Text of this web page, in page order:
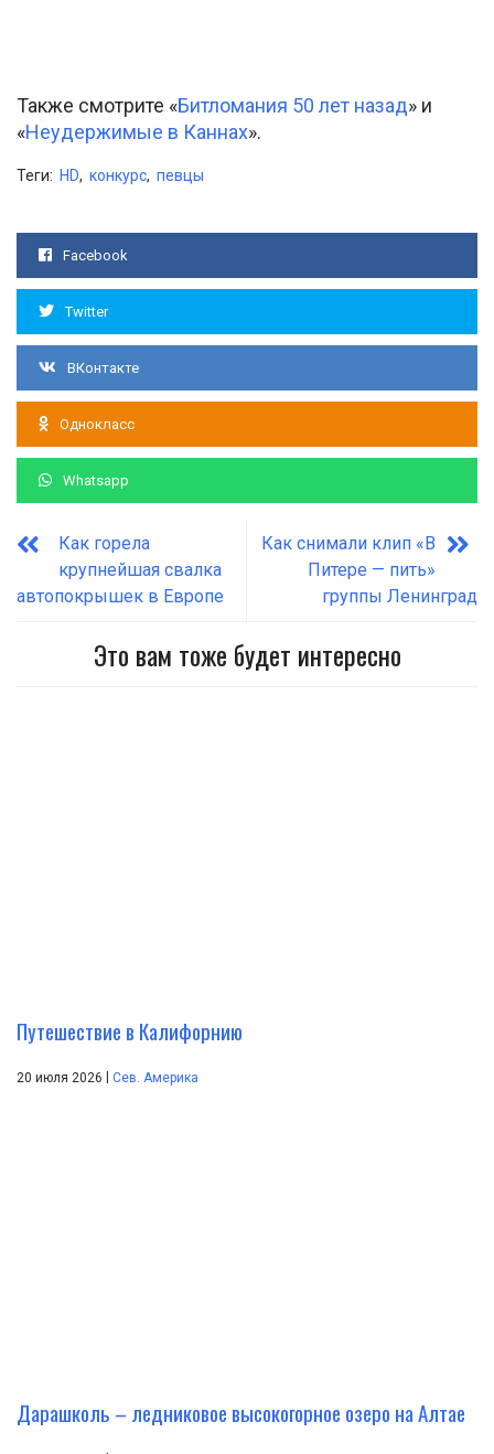
Также смотрите «Битломания 50 лет назад» и
«Неудержимые в Каннах».
Теги: HD, конкурс, певцы
Facebook
Twitter
ВКонтакте
Однокласс
Whatsapp
Как горела
крупнейшая свалка
автопокрышек в Европе
Как снимали клип «В
Питере — пить»
группы Ленинград
Это вам тоже будет интересно
Путешествие в Калифорнию
20 июля 2026 | Сев. Америка
Дарашколь – ледниковое высокогорное озеро на Алтае